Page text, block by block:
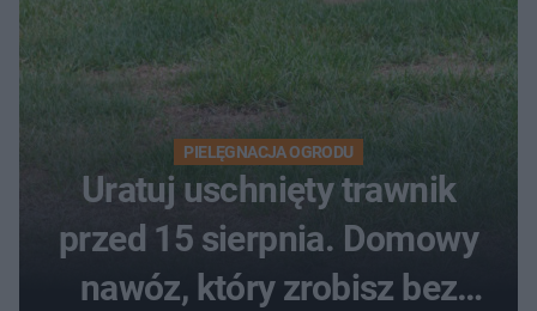
PIELĘGNACJA OGRODU
Uratuj uschnięty trawnik
przed 15 sierpnia. Domowy
nawóz, który zrobisz bez